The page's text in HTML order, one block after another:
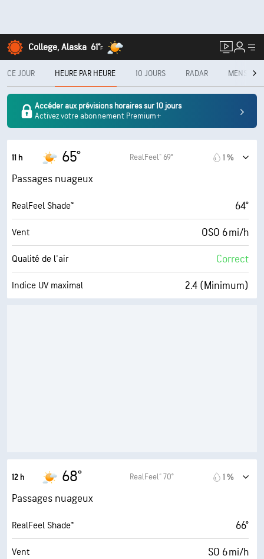
College, Alaska 61°F
CE JOUR HEURE PAR HEURE 10 JOURS RADAR MENSUEL
Accéder aux prévisions horaires sur 10 jours
Activez votre abonnement Premium+
11 h 65° RealFeel® 69° 1 %
Passages nuageux
RealFeel Shade™ 64°
Vent OSO 6 mi/h
Qualité de l'air Correct
Indice UV maximal 2.4 (Minimum)
Plafond nuageux 14700 pi
12 h 68° RealFeel® 70° 1 %
Passages nuageux
RealFeel Shade™ 66°
Vent SO 6 mi/h